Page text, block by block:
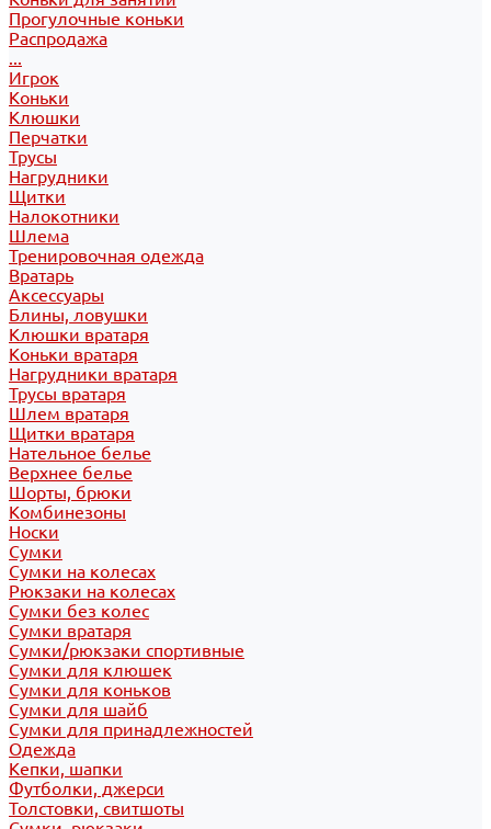
Прогулочные коньки
Распродажа
...
Игрок
Коньки
Клюшки
Перчатки
Трусы
Нагрудники
Щитки
Налокотники
Шлема
Тренировочная одежда
Вратарь
Аксессуары
Блины, ловушки
Клюшки вратаря
Коньки вратаря
Нагрудники вратаря
Трусы вратаря
Шлем вратаря
Щитки вратаря
Нательное белье
Верхнее белье
Шорты, брюки
Комбинезоны
Носки
Сумки
Сумки на колесах
Рюкзаки на колесах
Сумки без колес
Сумки вратаря
Сумки/рюкзаки спортивные
Сумки для клюшек
Сумки для коньков
Сумки для шайб
Сумки для принадлежностей
Одежда
Кепки, шапки
Футболки, джерси
Толстовки, свитшоты